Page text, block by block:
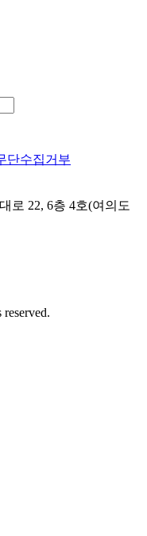
단수집거부
로 22, 6층 4호(여의도